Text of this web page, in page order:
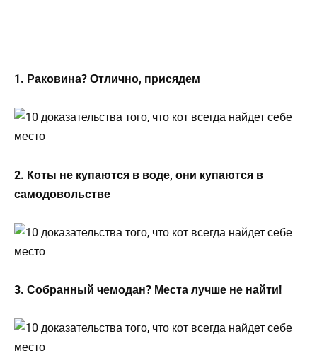
1. Раковина? Отлично, присядем
2. Коты не купаются в воде, они купаются в
самодовольстве
3. Собранный чемодан? Места лучше не найти!